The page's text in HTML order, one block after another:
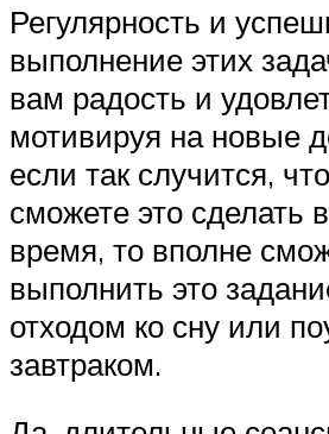
Регулярность и
выполнение этих
вам радость и
мотивируя на новые
если так случится,
сможете это сделать
время, то вполне
выполнить это
отходом ко сну или
завтраком.